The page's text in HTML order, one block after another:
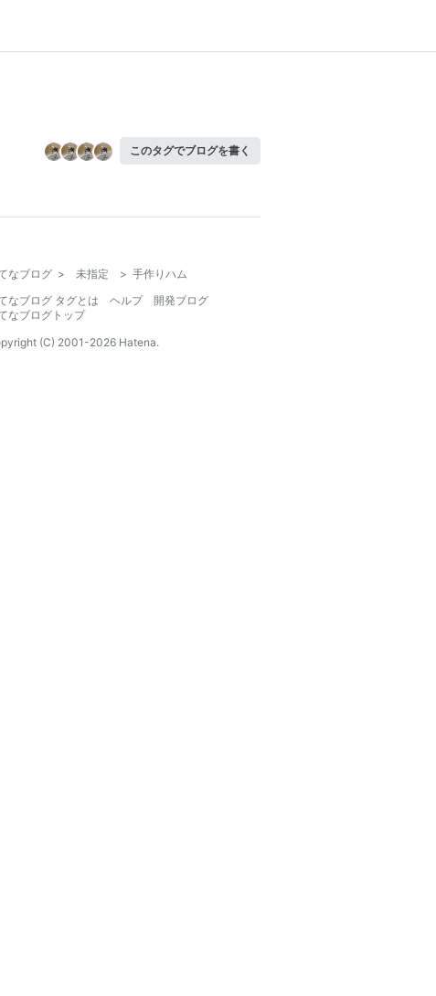
このタグでブログを書く
なブログ > 未指定 > 手作りハム
なブログ タグとは
ヘルプ
開発ブログ
なブログトップ
(C) 2001-2026 Hatena.